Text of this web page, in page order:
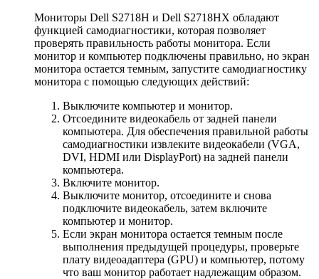
Мониторы Dell S2718H и Dell S2718HX обладают
функцией самодиагностики, которая позволяет
проверять правильность работы монитора. Если
монитор и компьютер подключены правильно, но экран
монитора остается темным, запустите самодиагностику
монитора с помощью следующих действий:
Выключите компьютер и монитор.
Отсоедините видеокабель от задней панели
компьютера. Для обеспечения правильной работы
самодиагностики извлеките видеокабели (VGA,
DVI, HDMI или DisplayPort) на задней панели
компьютера.
Включите монитор.
Выключите монитор, отсоедините и снова
подключите видеокабель, затем включите
компьютер и монитор.
Если экран монитора остается темным после
выполнения предыдущей процедуры, проверьте
плату видеоадаптера (GPU) и компьютер, потому
что ваш монитор работает надлежащим образом.